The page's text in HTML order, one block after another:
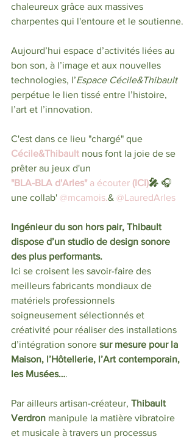
chaleureux grâce aux massives
charpentes qui l'entoure et le soutienne.
Aujourd’hui espace d’activités liées au
bon son, à l’image et aux nouvelles
technologies, l’Espace Cécile&Thibault
perpétue le lien tissé entre l’histoire,
l’art et l’innovation.
C'est dans ce lieu "chargé" que
Cécile&Thibault nous font la joie de se
prêter au jeux d'un
"BLA-BLA d'Arles" a écouter (ICI)🎤 🎧
une collab' @mcamois.& @LauredArles
Ingénieur du son hors pair, Thibault
dispose d’un studio de design sonore
des plus performants.
Ici se croisent les savoir-faire des
meilleurs fabricants mondiaux de
matériels professionnels
soigneusement sélectionnés et
créativité pour réaliser des installations
d’intégration sonore sur mesure pour la
Maison, l’Hôtellerie, l’Art contemporain,
les Musées….
Par ailleurs artisan-créateur, Thibault
Verdron manipule la matière vibratoire
et musicale à travers un processus